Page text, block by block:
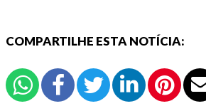
COMPARTILHE ESTA NOTÍCIA: